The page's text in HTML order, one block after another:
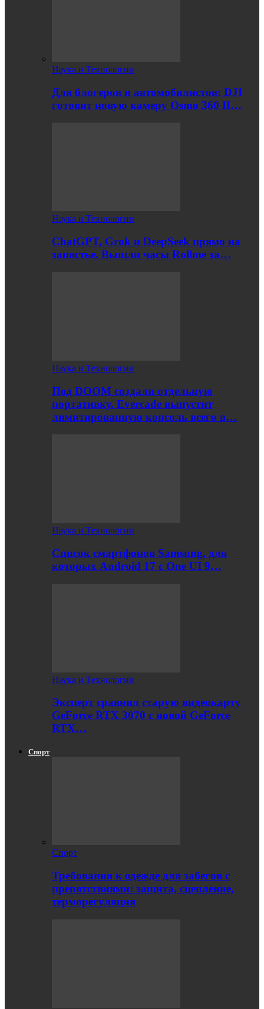
Наука и Технологии
Для блогеров и автомобилистов: DJI
готовит новую камеру Osmo 360 II…
Наука и Технологии
ChatGPT, Grok и DeepSeek прямо на
запястье. Вышли часы Rollme за…
Наука и Технологии
Под DOOM создали отдельную
портативку. Evercade выпустит
лимитированную консоль всего в…
Наука и Технологии
Список смартфонов Samsung, для
которых Android 17 с One UI 9…
Наука и Технологии
Эксперт сравнил старую видеокарту
GeForce RTX 3070 с новой GeForce
RTX…
Спорт
Спорт
Требования к одежде для забегов с
препятствиями: защита, сцепление,
терморегуляция